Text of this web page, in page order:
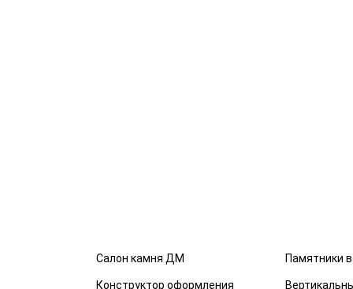
Салон камня ДМ
Конструктор оформления
Памятники